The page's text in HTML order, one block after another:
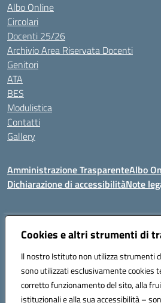
Cookies e altri strumenti di
Il nostro Istituto non utilizza strumenti
sono utilizzati esclusivamente cookies
corretto funzionamento del sito, alla
istituzionali e alla sua accessibilità –
Albo Online
Circolari
Docenti 25/26
Archivio Area Riservata Docenti
Genitori
ATA
BES
Modulistica
Contatti
Gallery
Amministrazione TrasparenteAlbo
Dichiarazione di accessibilitàNote
Indirizzo:Via Coniugi Crigna – Cap. 89861 –
Posta elettronica certificata (PEC):
Codice fiscale: 96012410799
Codice meccanografico:VVIC82200D